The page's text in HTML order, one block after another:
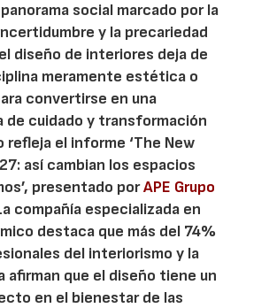
social marcado por la
y la precariedad
diseño de interiores deja de
meramente estética o
convertirse en una
de cuidado y transformación
refleja el informe ‘The New
así cambian los espacios
presentado porAPE Grupo
compañía especializada en
destaca que más del 74%
del interiorismo y la
afirman que el diseño tiene un
en el bienestar de las